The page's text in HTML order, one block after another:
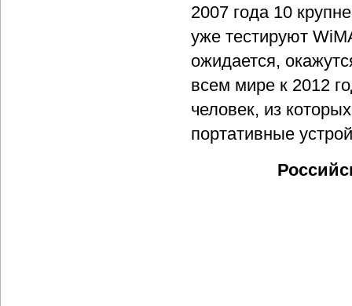
2007 года 10
уже тестируют
ожидается,
всем мире к 2012
человек, из
портативные